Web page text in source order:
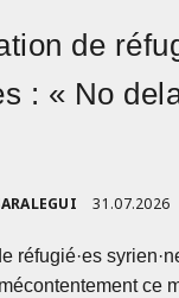
de
: « No
31.07.2026
réfugié·es
ce